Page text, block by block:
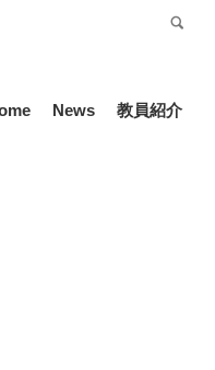
News 教員紹介